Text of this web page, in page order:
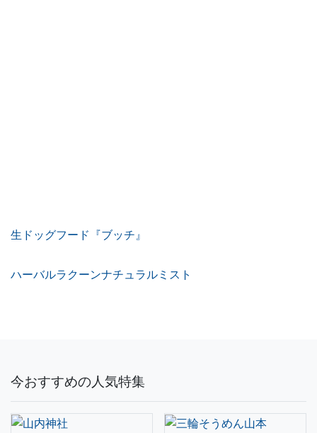
生ドッグフード『ブッチ』
ハーバルラクーンナチュラルミスト
今おすすめの人気特集